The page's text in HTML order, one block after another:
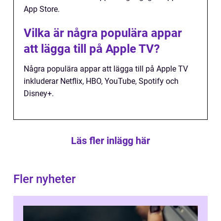
App Store.
Vilka är några populära appar
att lägga till på Apple TV?
Några populära appar att lägga till på Apple TV
inkluderar Netflix, HBO, YouTube, Spotify och
Disney+.
Läs fler inlägg här
Fler nyheter